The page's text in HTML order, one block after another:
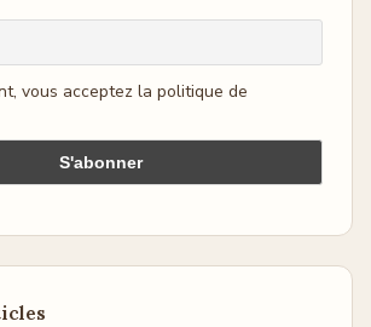
vous acceptez la politique de